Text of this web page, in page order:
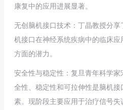
康复中的应用进展显著。
无创脑机接口技术：丁晶教授分
机接口在神经系统疾病中的临床
方面的潜力。
安全性与稳定性：复旦青年科学
全性、稳定性和可拉伸性是脑机
素。现阶段主要应用于治疗信号